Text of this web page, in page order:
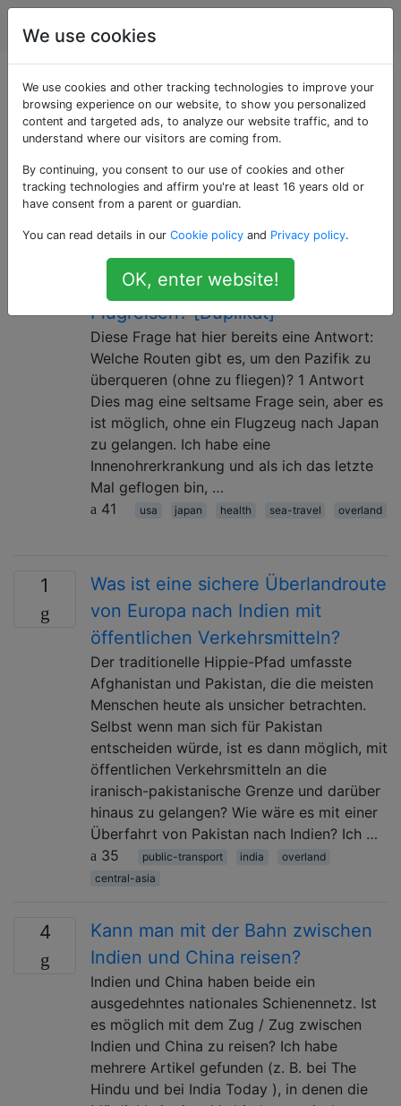
Reise
Als «overland»
getaggte Fragen
Reisen mit landgestützten Mitteln wie Auto, Bus, Zug,
Fuß oder zu Pferd im Gegensatz zu Luft-, Wasser-
Reisen Sie aus den USA nach
Japan und vermeiden Sie
Flugreisen? [Duplikat]
Diese Frage hat hier bereits eine Antwort:
Welche Routen gibt es, um den Pazifik zu
überqueren (ohne zu fliegen)? 1 Antwort
Dies mag eine seltsame Frage sein, aber es
ist möglich, ohne ein Flugzeug nach Japan
zu gelangen. Ich habe eine
Innenohrerkrankung und als ich das letzte
Mal geflogen bin, …
41
usa japan health sea-travel overland
1
Was ist eine sichere Überlandroute
von Europa nach Indien mit
öffentlichen Verkehrsmitteln?
Der traditionelle Hippie-Pfad umfasste
Afghanistan und Pakistan, die die meisten
Menschen heute als unsicher betrachten.
Selbst wenn man sich für Pakistan
entscheiden würde, ist es dann möglich, mit
öffentlichen Verkehrsmitteln an die
iranisch-pakistanische Grenze und darüber
hinaus zu gelangen? Wie wäre es mit einer
Überfahrt von Pakistan nach Indien? Ich …
35
public-transport india
overland
central-asia
4
Kann man mit der Bahn zwischen
Indien und China reisen?
Indien und China haben beide ein
ausgedehntes nationales Schienennetz. Ist
es möglich mit dem Zug / Zug zwischen
Indien und China zu reisen? Ich habe
mehrere Artikel gefunden (z. B. bei The
Hindu und bei India Today ), in denen die
We use cookies
We use cookies and other tracking technologies to improve your
browsing experience on our website, to show you personalized
content and targeted ads, to analyze our website traffic, and to
understand where our visitors are coming from.
By continuing, you consent to our use of cookies and other
tracking technologies and affirm you're at least 16 years old or
have consent from a parent or guardian.
You can read details in our Cookie policy and Privacy policy.
OK, enter website!